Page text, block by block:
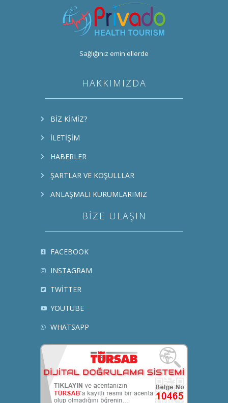
Sağlığınız emin ellerde
HAKKIMIZDA
BIZ KIMIZ?
İLETIŞIM
HABERLER
ŞARTLAR VE KOŞULLLAR
ANLAŞMALI KURUMLARIMIZ
BIZE ULAŞIN
FACEBOOK
INSTAGRAM
TWITTER
YOUTUBE
WHATSAPP